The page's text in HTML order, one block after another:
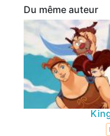
Du même auteur